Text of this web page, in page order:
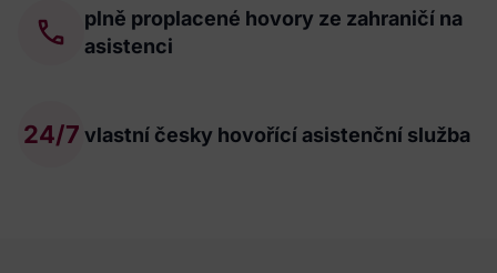
plně proplacené hovory ze zahraničí na
asistenci
24/7 vlastní česky hovořící asistenční služba